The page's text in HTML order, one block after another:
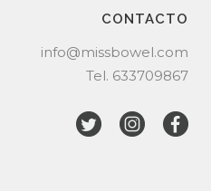
CONTACTO
info@missbowel.com
Tel. 633709867